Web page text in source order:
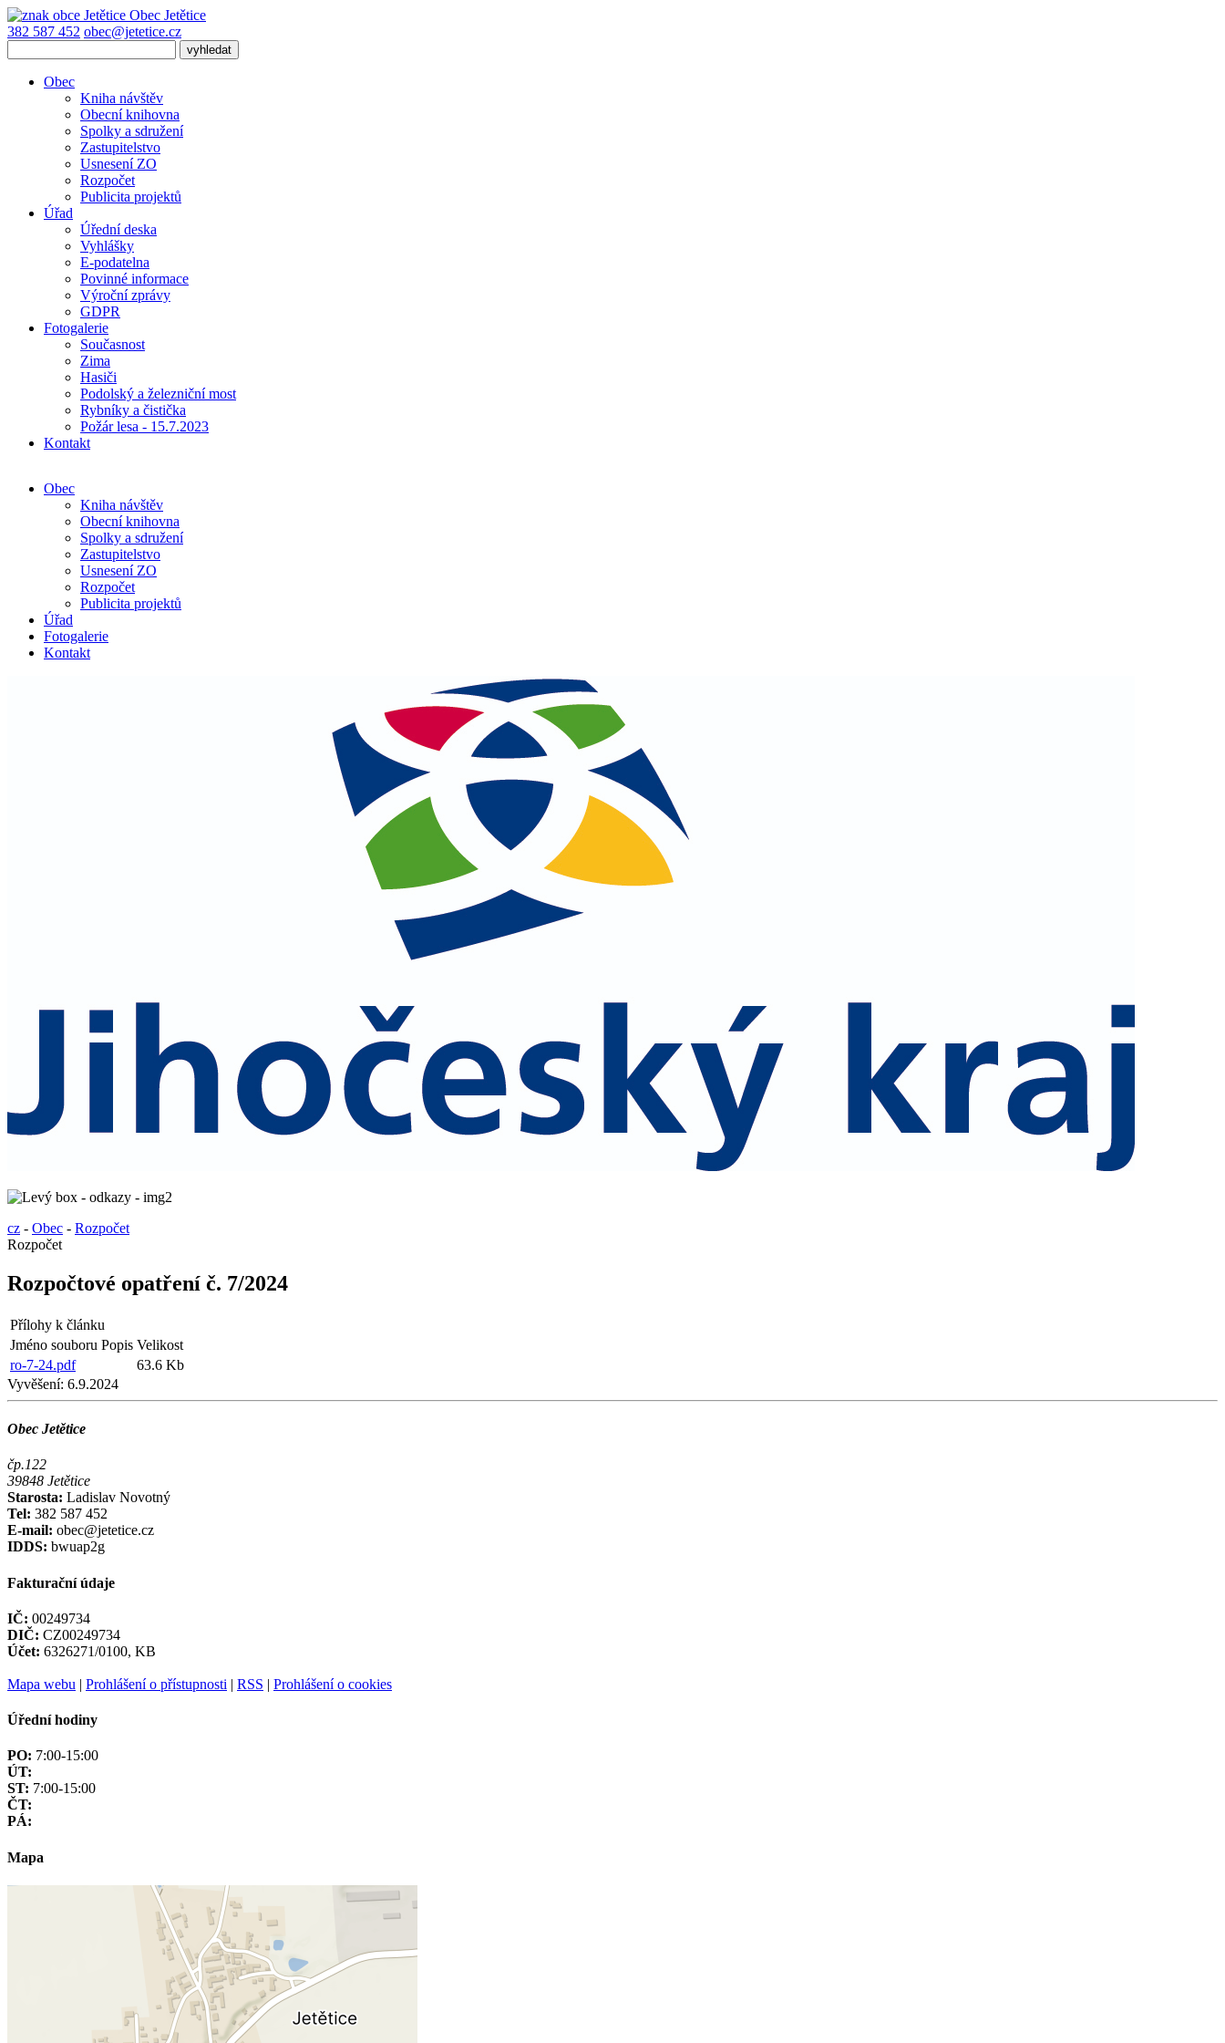
Obec Jetětice
382 587 452 obec@jetetice.cz
Obec
Kniha návštěv
Obecní knihovna
Spolky a sdružení
Zastupitelstvo
Usnesení ZO
Rozpočet
Publicita projektů
Úřad
Úřední deska
Vyhlášky
E-podatelna
Povinné informace
Výroční zprávy
GDPR
Fotogalerie
Současnost
Zima
Hasiči
Podolský a železniční most
Rybníky a čistička
Požár lesa - 15.7.2023
Kontakt
Obec
Kniha návštěv
Obecní knihovna
Spolky a sdružení
Zastupitelstvo
Usnesení ZO
Rozpočet
Publicita projektů
Úřad
Fotogalerie
Kontakt
cz - Obec - Rozpočet
Rozpočet
Rozpočtové opatření č. 7/2024
Přílohy k článku
Jméno souboru Popis Velikost
ro-7-24.pdf
63.6 Kb
Vyvěšení: 6.9.2024
Obec Jetětice
čp.122
39848 Jetětice
Starosta: Ladislav Novotný
Tel: 382 587 452
E-mail: obec@jetetice.cz
IDDS: bwuap2g
Fakturační údaje
IČ: 00249734
DIČ: CZ00249734
Účet: 6326271/0100, KB
Mapa webu | Prohlášení o přístupnosti | RSS | Prohlášení o cookies
Úřední hodiny
PO: 7:00-15:00
ÚT:
ST: 7:00-15:00
ČT:
PÁ:
Mapa